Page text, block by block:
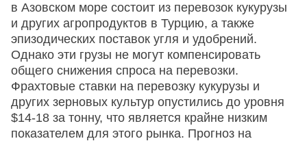
в Азовском море состоит из перевозок кукурузы
и других агропродуктов в Турцию, а также
эпизодических поставок угля и удобрений.
Однако эти грузы не могут компенсировать
общего снижения спроса на перевозки.
Фрахтовые ставки на перевозку кукурузы и
других зерновых культур опустились до уровня
$14-18 за тонну, что является крайне низким
показателем для этого рынка. Прогноз на